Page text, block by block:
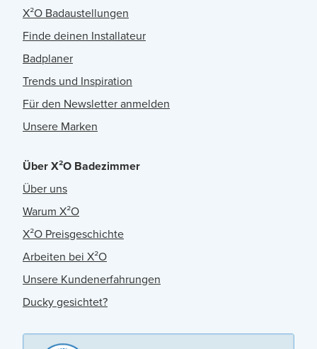
X²O Badaustellungen
Finde deinen Installateur
Badplaner
Trends und Inspiration
Für den Newsletter anmelden
Unsere Marken
Über X²O Badezimmer
Über uns
Warum X²O
X²O Preisgeschichte
Arbeiten bei X²O
Unsere Kundenerfahrungen
Ducky gesichtet?